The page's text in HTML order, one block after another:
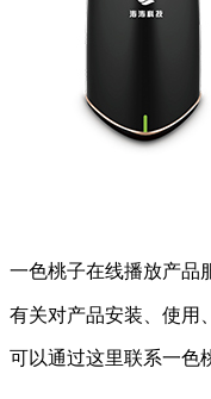
一色桃子在线播放产品
有关对产品安装、使用
可以通过这里联系一色